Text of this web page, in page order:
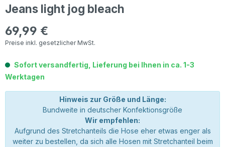
Jeans light jog bleach
Regulärer Preis:
69,99 €
Preise inkl. gesetzlicher MwSt.
Sofort versandfertig, Lieferung bei Ihnen in ca. 1-3
Werktagen
Hinweis zur Größe und Länge:
Bundweite in deutscher Konfektionsgröße
Wir empfehlen:
Aufgrund des Stretchanteils die Hose eher etwas enger als
weiter zu bestellen, da sich alle Hosen mit Stretchanteil beim